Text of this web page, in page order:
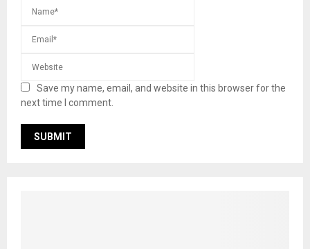
Save my name, email, and website in this browser for the
next time I comment.